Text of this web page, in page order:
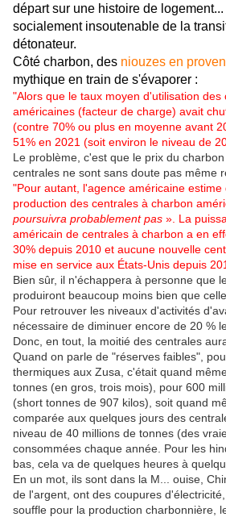
départ sur une histoire de
socialement insoutenable de la
détonateur.
Côté charbon, des niouzes en
mythique en train de s'évaporer :
"Alors que le taux moyen d'utilisation des
américaines (facteur de charge) avait
(contre 70% ou plus en moyenne avant
51% en 2021 (soit environ le niveau de
Le problème, c'est que le prix du
centrales ne sont sans doute pas même
"Pour autant, l'agence américaine
production des centrales à charbon
poursuivra probablement pas ». La
américain de centrales à charbon a en
30% depuis 2010 et aucune nouvelle
mise en service aux États-Unis depuis
Bien sûr, il n'échappera à personne que
produiront beaucoup moins bien que
Pour retrouver les niveaux d'activités
nécessaire de diminuer encore de 20 %
Donc, en tout, la moitié des centrales
Quand on parle de "réserves faibles",
thermiques aux Zusa, c'était quand
tonnes (en gros, trois mois), pour 600
(short tonnes de 907 kilos), soit quand
comparée aux quelques jours des
niveau de 40 millions de tonnes (des
consommées chaque année. Pour les
bas, cela va de quelques heures à
En un mot, ils sont dans la M... ouise,
de l'argent, ont des coupures
souffle pour la production charbonnière,